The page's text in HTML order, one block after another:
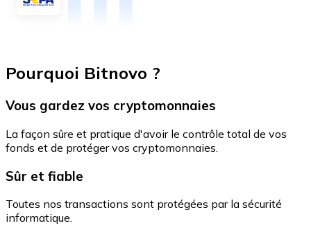
Pourquoi Bitnovo ?
Vous gardez vos cryptomonnaies
La façon sûre et pratique d'avoir le contrôle total de vos
fonds et de protéger vos cryptomonnaies.
Sûr et fiable
Toutes nos transactions sont protégées par la sécurité
informatique.